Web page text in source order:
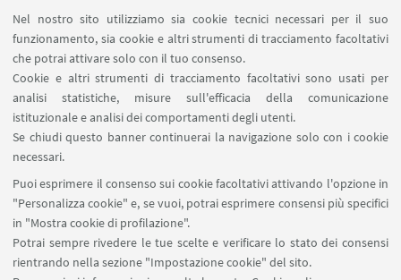
Nel nostro sito utilizziamo sia cookie tecnici necessari per il suo
funzionamento, sia cookie e altri strumenti di tracciamento facoltativi
che potrai attivare solo con il tuo consenso.
Cookie e altri strumenti di tracciamento facoltativi sono usati per
analisi statistiche, misure sull'efficacia della comunicazione
istituzionale e analisi dei comportamenti degli utenti.
Se chiudi questo banner continuerai la navigazione solo con i cookie
necessari.
Puoi esprimere il consenso sui cookie facoltativi attivando l'opzione in
"Personalizza cookie" e, se vuoi, potrai esprimere consensi più specifici
in "Mostra cookie di profilazione".
Potrai sempre rivedere le tue scelte e verificare lo stato dei consensi
rientrando nella sezione "Impostazione cookie" del sito.
regolamento e altre informazioni
utili per il conseguimento
dell'accreditamento istituzionale.
In collaborazione con